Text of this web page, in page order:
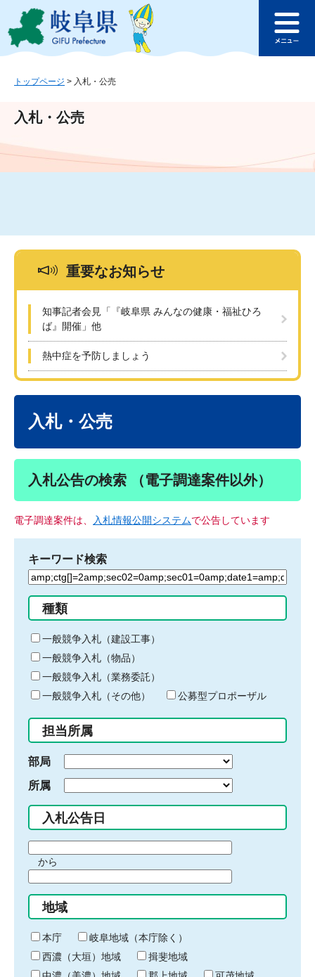
ジ
ュ
文
このページの本文へ
ュ
トップページ > 入札・公売
入札・公売
重要なお知らせ
知事記者会見「『岐阜県 みんなの健康・福祉ひろ
ば』開催」他
熱中症を予防しましょう
入札・公売
入札公告の検索 （電子調達案件以外）
電子調達案件は、 入札情報公開システムで公告しています
キーワード検索
検
る
キ
ー
ワ
ー
ド
入
力
種類
一般競争入札（建設工事）
一般競争入札（物品）
一般競争入札（業務委託）
一般競争入札（その他）
公募型プロポーザル
担当所属
部局
所属
入札公告日
間
始
り
から
間
終
わ
り
地域
本庁
岐阜地域（本庁除く）
西濃（大垣）地域
揖斐地域